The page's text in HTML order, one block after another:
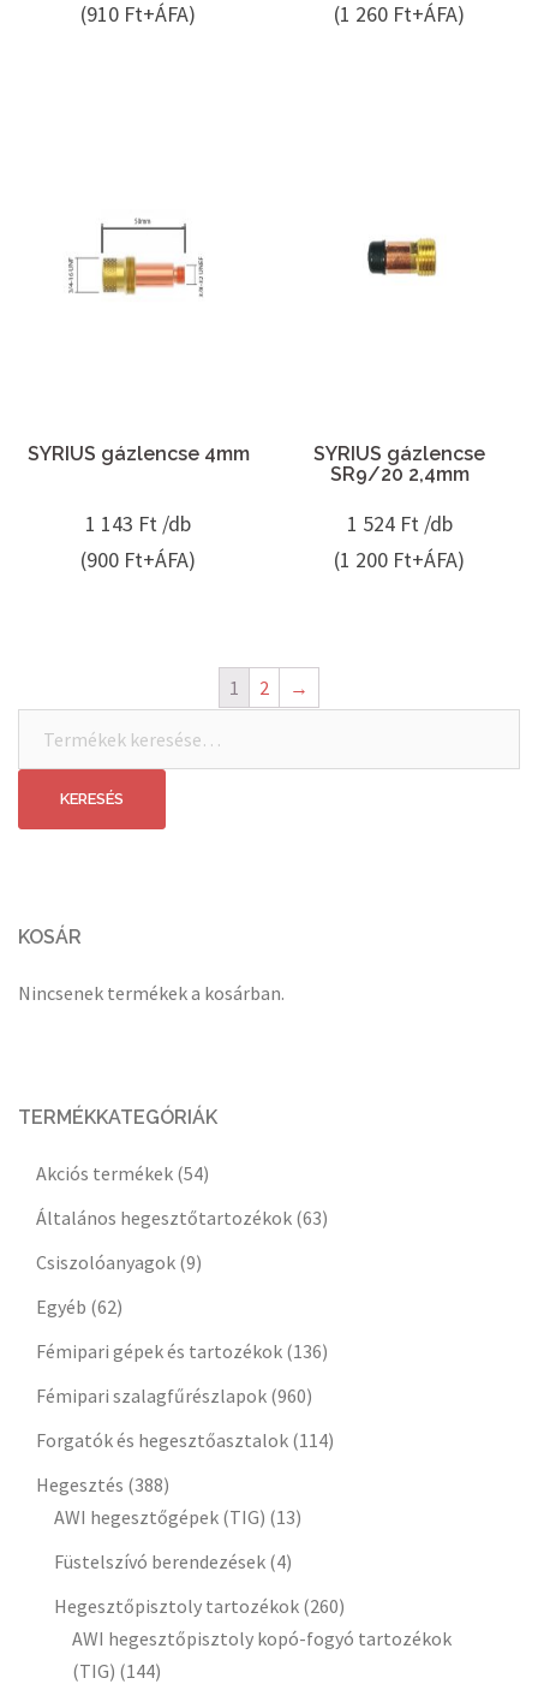
(910 Ft+ÁFA) (1 260 Ft+ÁFA)
SYRIUS gázlencse 4mm
1 143 Ft /db
(900 Ft+ÁFA)
SYRIUS gázlencse
SR9/20 2,4mm
1 524 Ft /db
(1 200 Ft+ÁFA)
1 2
→
következőre:
KERESÉS
KOSÁR
Nincsenek termékek a kosárban.
TERMÉKKATEGÓRIÁK
Akciós termékek (54)
Általános hegesztőtartozékok (63)
Csiszolóanyagok (9)
Egyéb (62)
Fémipari gépek és tartozékok (136)
Fémipari szalagfűrészlapok (960)
Forgatók és hegesztőasztalok (114)
Hegesztés (388)
AWI hegesztőgépek (TIG) (13)
Füstelszívó berendezések (4)
Hegesztőpisztoly tartozékok (260)
AWI hegesztőpisztoly kopó-fogyó tartozékok
(TIG) (144)